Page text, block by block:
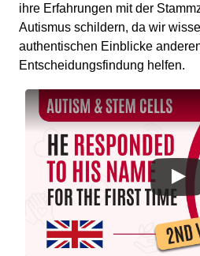
ihre Erfahrungen mit der
Autismus schildern, da wir
authentischen Einblicke
Entscheidungsfindung helfen.